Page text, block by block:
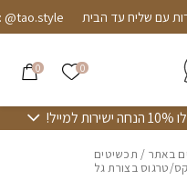
עם שליח עד הבית
0 הרשימה
0
באתר / תכשיטים
טרגוס בצורת גל